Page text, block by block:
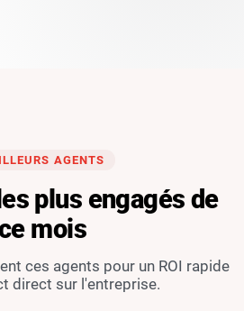
AGENTS
plus engagés de
mois
ces agents pour un ROI rapide
direct sur l'entreprise.